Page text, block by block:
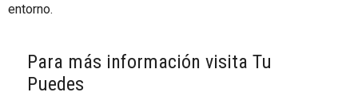
entorno.
Para más información visita Tu
Puedes